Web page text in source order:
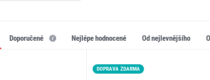
doporučené nejlépe hodnocené od nejlevnějšího
DOPRAVA ZDARMA